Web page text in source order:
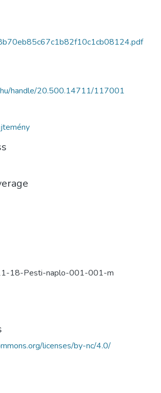
handle/20.500.14711/117001
18-Pesti-naplo-001-001-m
licenses/by-nc/4.0/